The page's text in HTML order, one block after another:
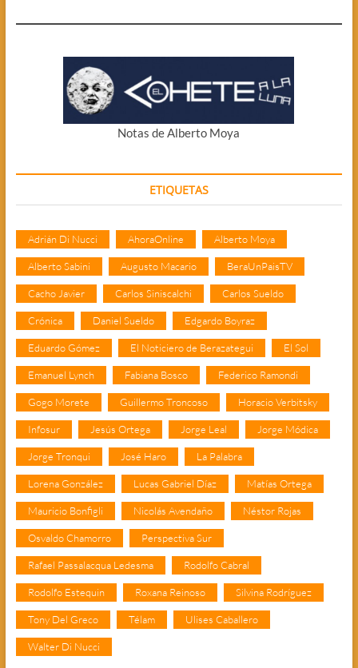
Notas de Alberto Moya
ETIQUETAS
Adrián Di Nucci AhoraOnline Alberto Moya
Alberto Sabini Augusto Macario BeraUnPaisTV
Cacho Javier Carlos Siniscalchi Carlos Sueldo
Crónica Daniel Sueldo Edgardo Boyraz
Eduardo Gómez El Noticiero de Berazategui El Sol
Emanuel Lynch Fabiana Bosco Federico Ramondi
Gogo Morete Guillermo Troncoso Horacio Verbitsky
Infosur Jesús Ortega Jorge Leal Jorge Módica
Jorge Tronqui José Haro La Palabra
Lorena González Lucas Gabriel Díaz Matías Ortega
Mauricio Bonfigli Nicolás Avendaño Néstor Rojas
Osvaldo Chamorro Perspectiva Sur
Rafael Passalacqua Ledesma Rodolfo Cabral
Rodolfo Estequin Roxana Reinoso Silvina Rodríguez
Tony Del Greco Télam Ulises Caballero
Walter Di Nucci